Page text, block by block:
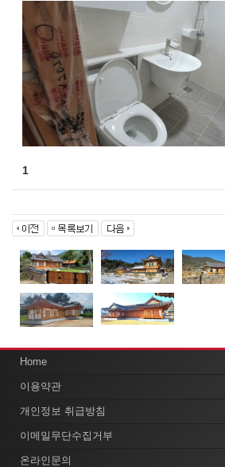
1
Home
이용약관
개인정보 취급방침
이메일무단수집거부
온라인문의